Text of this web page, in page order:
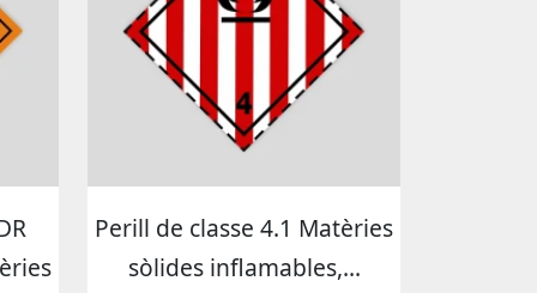
Perill de classe 4.1 Matèries
sòlides inflamables,...